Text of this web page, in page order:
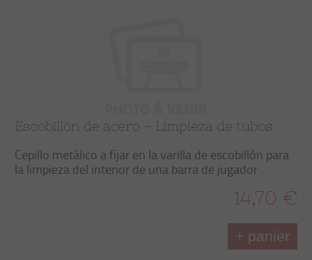
Escobillón de acero – Limpieza de tubos
Cepillo metálico a fijar en la varilla de escobillón para
la limpieza del interior de una barra de jugador
14,70 €
+ panier